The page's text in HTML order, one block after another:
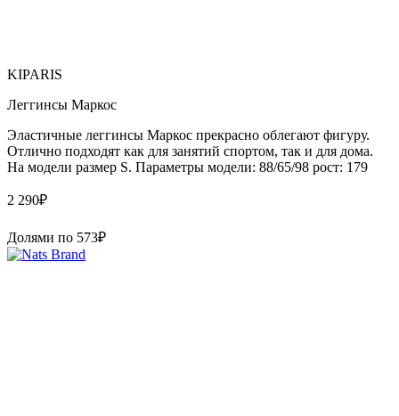
KIPARIS
Леггинсы Маркос
Эластичные леггинсы Маркос прекрасно облегают фигуру.
Отлично подходят как для занятий спортом, так и для дома.
На модели размер S. Параметры модели: 88/65/98 рост: 179
2 290₽
Долями по 573₽